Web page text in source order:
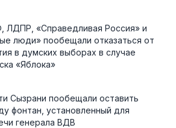
ЛДПР, «Справедливая Россия» и
люди» пообещали отказаться от
в думских выборах в случае
«Яблока»
Сызрани пообещали оставить
фонтан, установленный для
генерала ВДВ